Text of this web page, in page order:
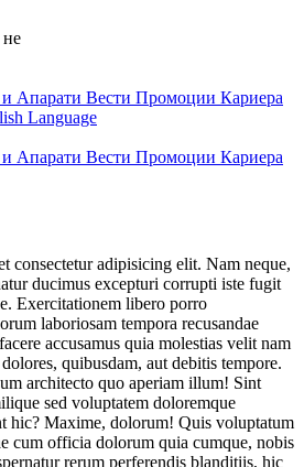
не
Апарати Вести Промоции Кариера
Language
Апарати Вести Промоции Кариера
consectetur adipisicing elit. Nam neque,
ducimus excepturi corrupti iste fugit
Exercitationem libero porro
laboriosam tempora recusandae
accusamus quia molestias velit nam
quibusdam, aut debitis tempore.
architecto quo aperiam illum! Sint
sed voluptatem doloremque
hic? Maxime, dolorum! Quis voluptatum
cum officia dolorum quia cumque, nobis
rerum perferendis blanditiis, hic